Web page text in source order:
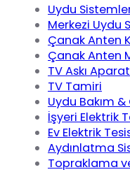
Uydu
Merkezi Uydu
Çanak Anten
Çanak Anten
TV Askı
TV Tamiri
Uydu Bakım &
İşyeri Elektrik
Ev Elektrik
Aydınlatma
Topraklama